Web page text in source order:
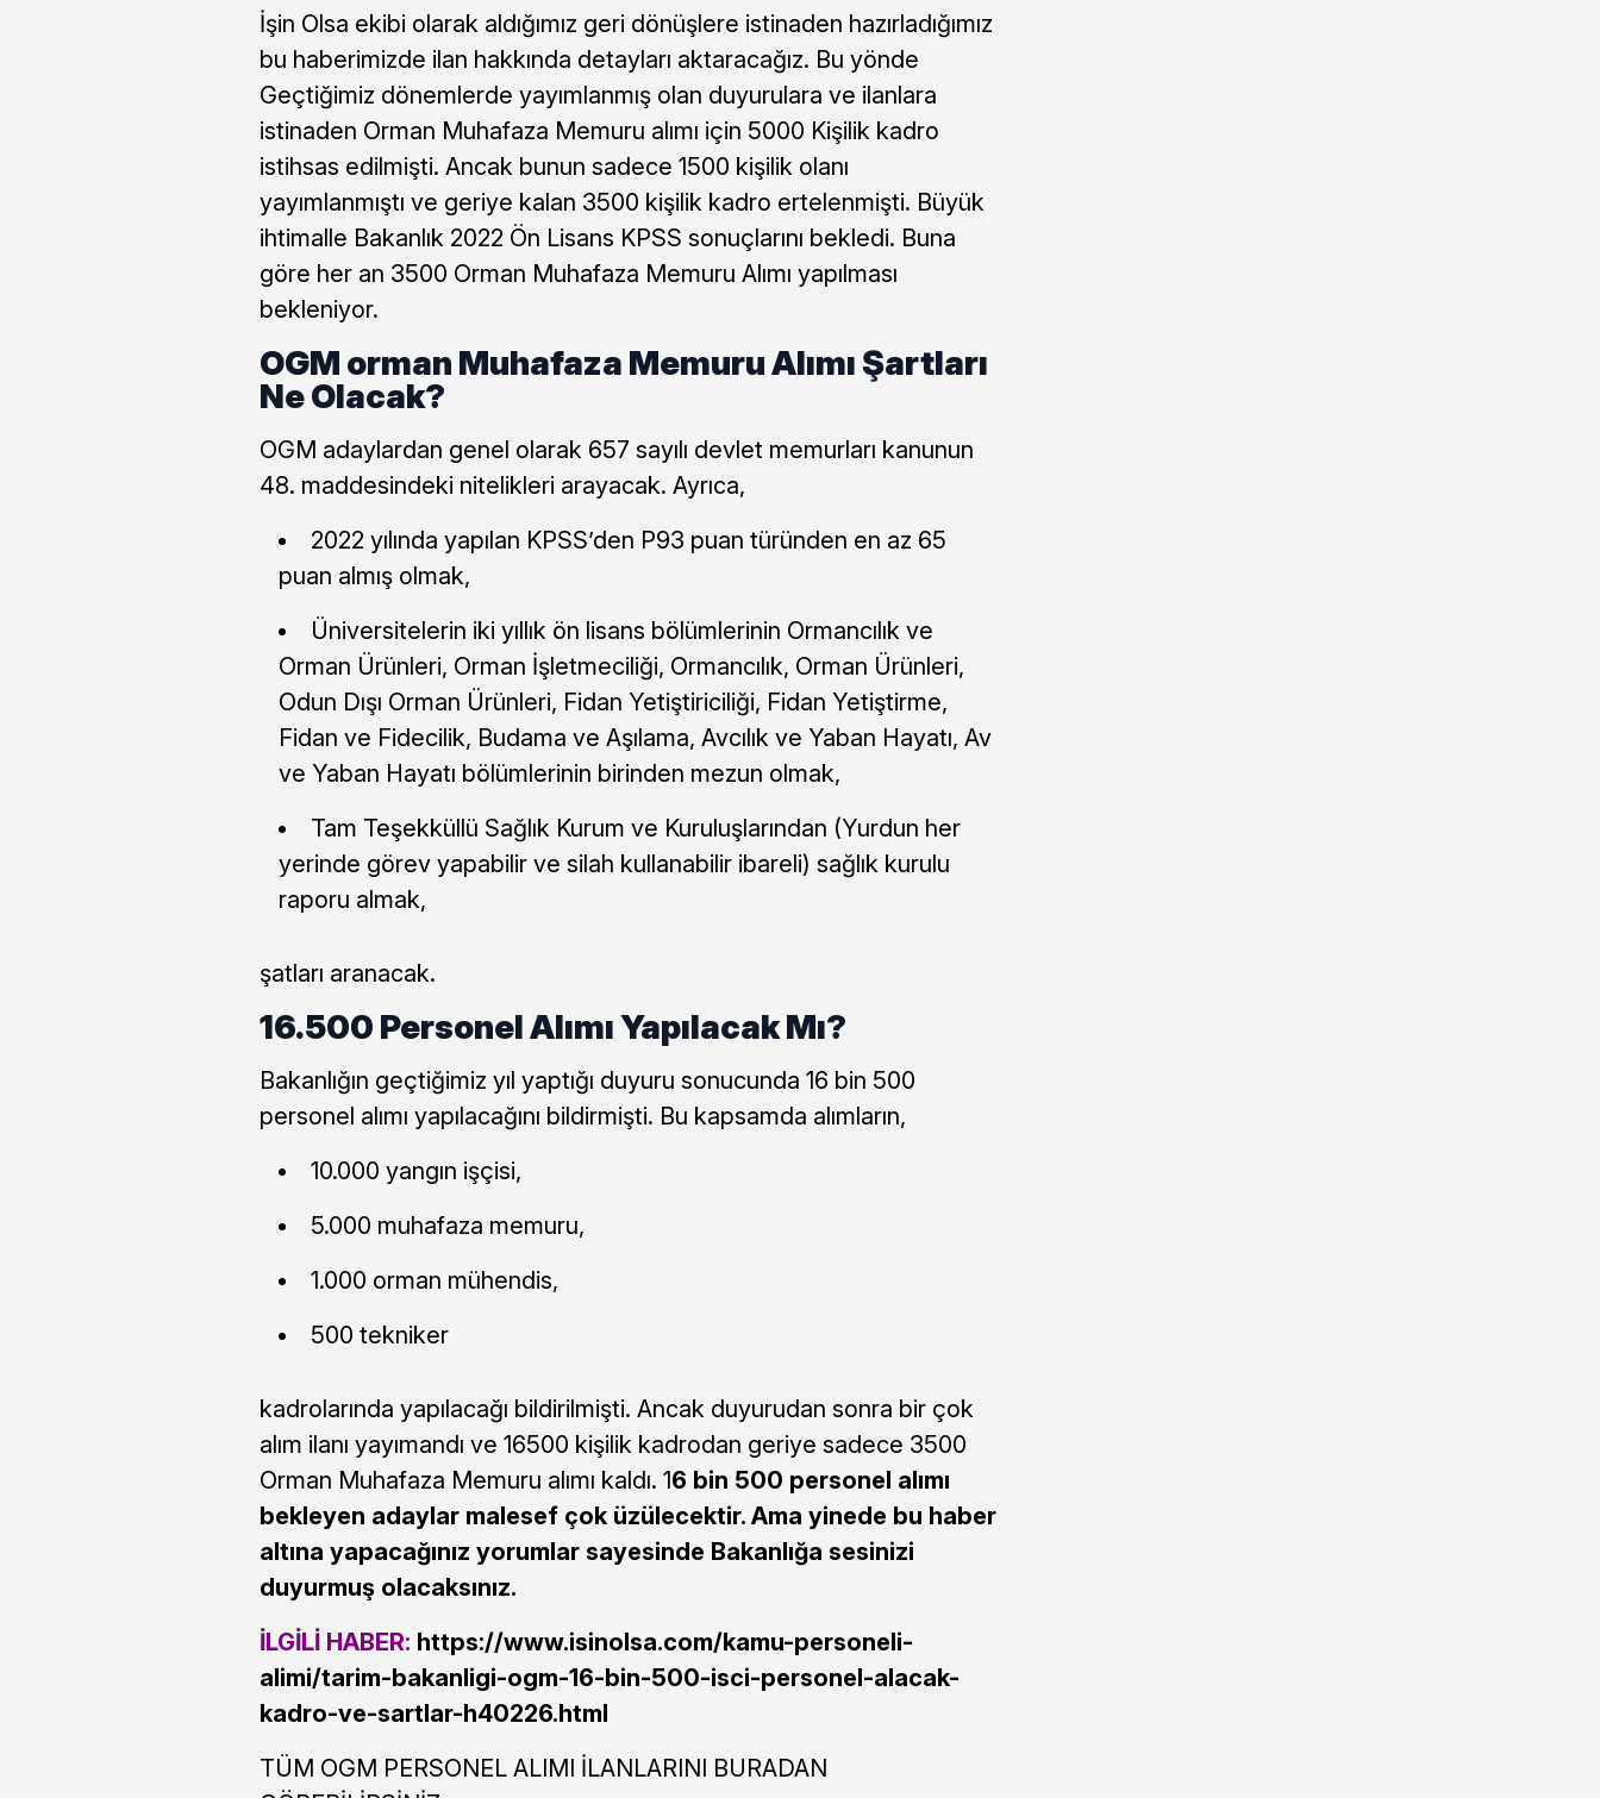
İşin Olsa ekibi olarak aldığımız geri dönüşlere istinaden hazırladığımız
bu haberimizde ilan hakkında detayları aktaracağız. Bu yönde
Geçtiğimiz dönemlerde yayımlanmış olan duyurulara ve ilanlara
istinaden Orman Muhafaza Memuru alımı için 5000 Kişilik kadro
istihsas edilmişti. Ancak bunun sadece 1500 kişilik olanı
yayımlanmıştı ve geriye kalan 3500 kişilik kadro ertelenmişti. Büyük
ihtimalle Bakanlık 2022 Ön Lisans KPSS sonuçlarını bekledi. Buna
göre her an 3500 Orman Muhafaza Memuru Alımı yapılması
bekleniyor.
OGM orman Muhafaza Memuru Alımı Şartları
Ne Olacak?
OGM adaylardan genel olarak 657 sayılı devlet memurları kanunun
48. maddesindeki nitelikleri arayacak. Ayrıca,
2022 yılında yapılan KPSS’den P93 puan türünden en az 65
puan almış olmak,
Üniversitelerin iki yıllık ön lisans bölümlerinin Ormancılık ve
Orman Ürünleri, Orman İşletmeciliği, Ormancılık, Orman Ürünleri,
Odun Dışı Orman Ürünleri, Fidan Yetiştiriciliği, Fidan Yetiştirme,
Fidan ve Fidecilik, Budama ve Aşılama, Avcılık ve Yaban Hayatı, Av
ve Yaban Hayatı bölümlerinin birinden mezun olmak,
Tam Teşekküllü Sağlık Kurum ve Kuruluşlarından (Yurdun her
yerinde görev yapabilir ve silah kullanabilir ibareli) sağlık kurulu
raporu almak,
şatları aranacak.
16.500 Personel Alımı Yapılacak Mı?
Bakanlığın geçtiğimiz yıl yaptığı duyuru sonucunda 16 bin 500
personel alımı yapılacağını bildirmişti. Bu kapsamda alımların,
10.000 yangın işçisi,
5.000 muhafaza memuru,
1.000 orman mühendis,
500 tekniker
kadrolarında yapılacağı bildirilmişti. Ancak duyurudan sonra bir çok
alım ilanı yayımandı ve 16500 kişilik kadrodan geriye sadece 3500
Orman Muhafaza Memuru alımı kaldı. 16 bin 500 personel alımı
bekleyen adaylar malesef çok üzülecektir. Ama yinede bu haber
altına yapacağınız yorumlar sayesinde Bakanlığa sesinizi
duyurmuş olacaksınız.
İLGİLİ HABER: https://www.isinolsa.com/kamu-personeli-
alimi/tarim-bakanligi-ogm-16-bin-500-isci-personel-alacak-
kadro-ve-sartlar-h40226.html
TÜM OGM PERSONEL ALIMI İLANLARINI BURADAN